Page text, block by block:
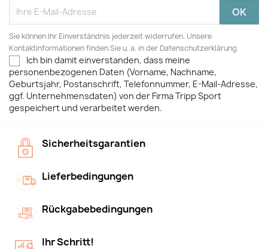
Sie können Ihr Einverständnis jederzeit widerrufen. Unsere
Kontaktinformationen finden Sie u. a. in der Datenschutzerklärung.
Ich bin damit einverstanden, dass meine
personenbezogenen Daten (Vorname, Nachname,
Geburtsjahr, Postanschrift, Telefonnummer, E-Mail-Adresse,
ggf. Unternehmensdaten) von der Firma Tripp Sport
gespeichert und verarbeitet werden.
Sicherheitsgarantien
Lieferbedingungen
Rückgabebedingungen
Ihr Schritt!